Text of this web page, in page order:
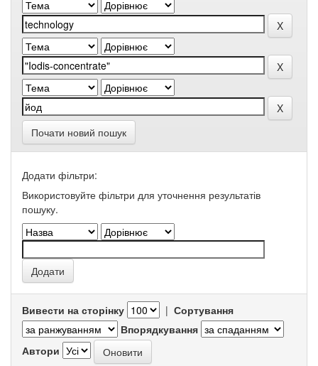
Почати новий пошук
Додати фільтри:
Використовуйте фільтри для уточнення результатів
пошуку.
Вивести на сторінку | Сортування
Впорядкування
Автори